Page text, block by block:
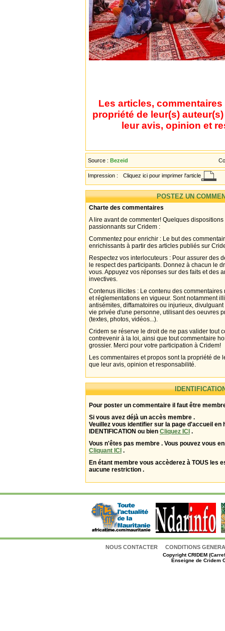
Les articles,
propriété de leur(s)
leur avis, opinion et
Source : Bezeid
Impression : Cliquez ici pour imprimer l'article
POSTEZ UN
Charte des commentaires
A lire avant de commenter! Quelques
passionnants sur Cridem :
Commentez pour enrichir : Le but des
enrichissants à partir des articles publiés sur
Respectez vos interlocuteurs : Pour assurer des
le respect des participants. Donnez à chacun le
vous. Appuyez vos réponses sur des faits et des
invectives.
Contenus illicites : Le contenu des
et réglementations en vigueur. Sont notamment
antisémites, diffamatoires ou injurieux,
vie privée d'une personne, utilisant des oeuvres
(textes, photos, vidéos...).
Cridem se réserve le droit de ne pas valider tout
contrevenir à la loi, ainsi que tout commentaire
grossier. Merci pour votre participation à Cridem!
Les commentaires et propos sont la propriété de
que leur avis, opinion et responsabilité.
Pour poster un commentaire il faut être
Si vous avez déjà un accès membre .
Veuillez vous identifier sur la page d'accueil en
IDENTIFICATION ou bien Cliquez ICI .
Vous n'êtes pas membre . Vous pouvez vous
Cliquant ICI .
En étant membre vous accèderez à TOUS les
aucune restriction .
NOUS CONTACTER CONDITIONS
CopyrightCRIDEM
Enseigne de Cridem